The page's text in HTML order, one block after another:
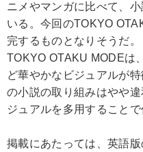
ニメやマンガに比べて、
いる。今回のTOKYO
完するものとなりそうだ。
TOKYO OTAKU MODEは
ど華やかなビジュアルが
の小説の取り組みはやや
ジュアルを多用すること
掲載にあたっては、英語